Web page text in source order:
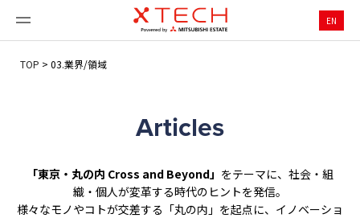
EN
TOP > 03.業界/領域
Articles
「東京・丸の内 Cross and Beyond」 をテーマに、社会・組
織・個人が変革する時代のヒントを発信。
様々なモノやコトが交差する「丸の内」を起点に、イノベーショ